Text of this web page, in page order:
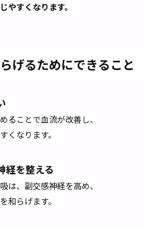
やすくなります。
げるためにできること
ることで血流が改善し、
くなります。
経を整える
は、副交感神経を高め、
和らげます。